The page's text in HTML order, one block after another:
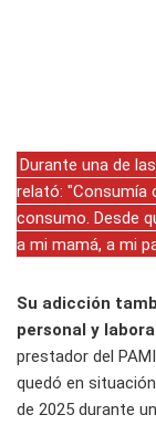
Durante una de
relató: "Consumía
consumo. Desde
a mi mamá, a mi
Su adicción
personal y
prestador del
quedó en
de 2025 durante